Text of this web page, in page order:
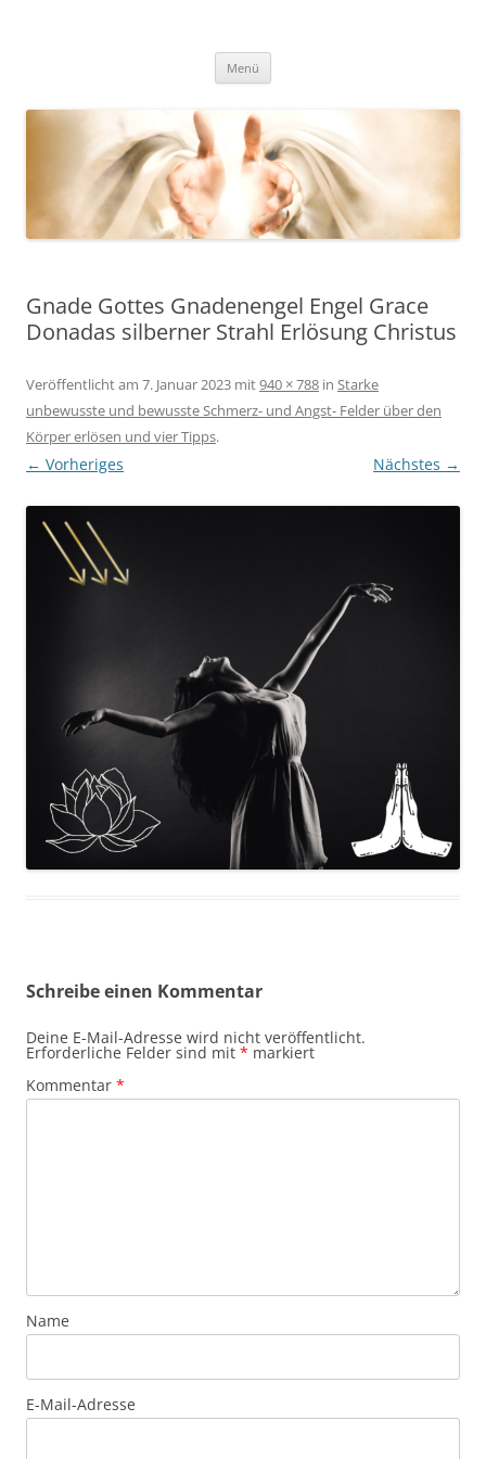
Unterstützung zu dir Selbst. Dein
wahres, heiles, freies, goldenes,
ursprüngliches Herz, Sein und
Leben. Durch mit Gott, Christus,
den Engeln und Lichtwesen im
Einklang und Eins sein.
FREQUENZAUSWIRKUNGEN VIA BOTSCHAFTEN, HELLSICHT UND
Menü
Gnade Gottes Gnadenengel Engel Grace
Donadas silberner Strahl Erlösung Christus
Veröffentlicht am 7. Januar 2023 mit940 × 788 in Starke
unbewusste und bewusste Schmerz- und Angst- Felder über den
Körper erlösen und vier Tipps.
← Vorheriges Nächstes →
Schreibe einen Kommentar
Deine E-Mail-Adresse wird nicht veröffentlicht.
Erforderliche Felder sind mit * markiert
Kommentar *
Name
E-Mail-Adresse